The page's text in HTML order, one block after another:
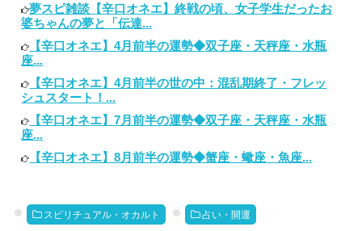
夢スピ雑談【辛口オネエ】終戦の頃、女子学生だったお
婆ちゃんの夢と「伝達...
【辛口オネエ】4月前半の運勢◆双子座・天秤座・水瓶
座...
【辛口オネエ】4月前半の世の中：混乱期終了・フレッ
シュスタート！...
【辛口オネエ】7月前半の運勢◆双子座・天秤座・水瓶
座...
【辛口オネエ】8月前半の運勢◆蟹座・蠍座・魚座...
スピリチュアル・オカルト 占い・開運